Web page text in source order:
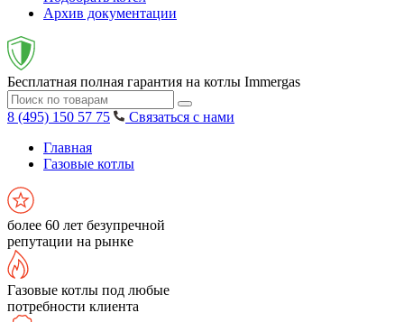
Архив документации
Бесплатная полная гарантия на котлы Immergas
8 (495) 150 57 75
Связаться с нами
Главная
Газовые котлы
более 60 лет безупречной
репутации на рынке
Газовые котлы под любые
потребности клиента